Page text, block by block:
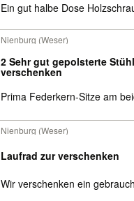
Ein gut halbe Dose
Nienburg (Weser)
2 Sehr gut gepolsterte
verschenken
Prima Federkern-Sitze am
Nienburg (Weser)
Laufrad zur verschenken
Wir verschenken ein